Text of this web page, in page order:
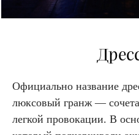
Официально название
люксовый гранж —
легкой провокации. В